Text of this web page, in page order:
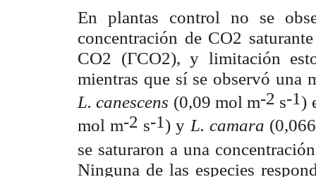
En plantas control no se
concentración de CO2
CO2 (ΓCO2), y limitación
mientras que sí se observó una
L. canescens (0,09 mol m-2 s-1)
mol m-2 s-1) y L. camara
se saturaron a una
Ninguna de las especies